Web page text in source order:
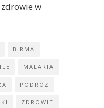
w
BIRMA
MALARIA
PODRÓŻ
ZDROWIE